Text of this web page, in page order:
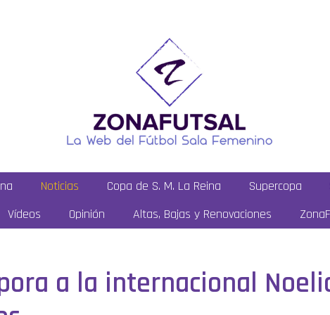
Noticias Copa de S. M. La Reina Supercopa
Vídeos Opinión Altas, Bajas y Renovaciones
a la internacional